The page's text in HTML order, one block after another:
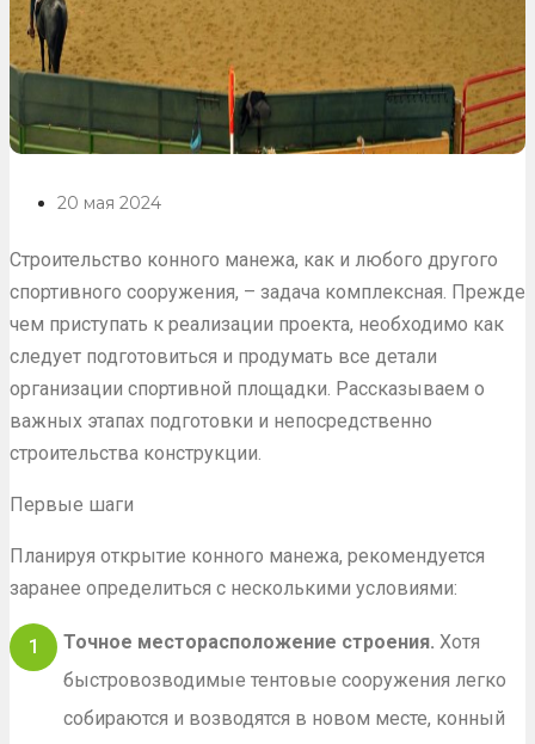
20 мая 2024
Строительство конного манежа, как и любого другого
спортивного сооружения, – задача комплексная. Прежде
чем приступать к реализации проекта, необходимо как
следует подготовиться и продумать все детали
организации спортивной площадки. Рассказываем о
важных этапах подготовки и непосредственно
строительства конструкции.
Первые шаги
Планируя открытие конного манежа, рекомендуется
заранее определиться с несколькими условиями:
Точное месторасположение строения. Хотя
быстровозводимые тентовые сооружения легко
собираются и возводятся в новом месте, конный